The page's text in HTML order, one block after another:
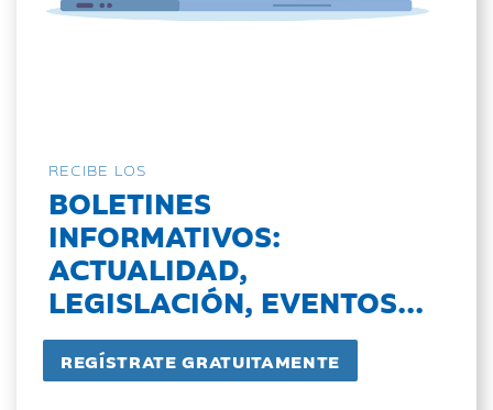
RECIBE LOS
BOLETINES
INFORMATIVOS:
ACTUALIDAD,
LEGISLACIÓN, EVENTOS...